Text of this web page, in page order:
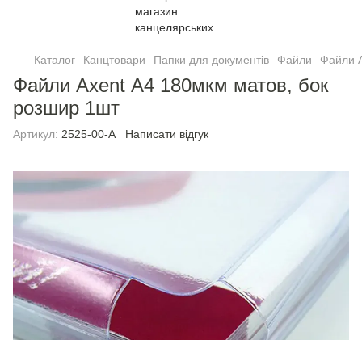
Каталог Канцтовари Папки для документів Файли Файли
Файли Axent А4 180мкм матов, бок
розшир 1шт
Артикул: 2525-00-A Написати відгук